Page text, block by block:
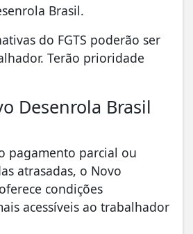
Brasil.
do FGTS poderão ser
Terão prioridade
Desenrola Brasil
pagamento parcial ou
atrasadas, o Novo
condições
acessíveis ao trabalhador